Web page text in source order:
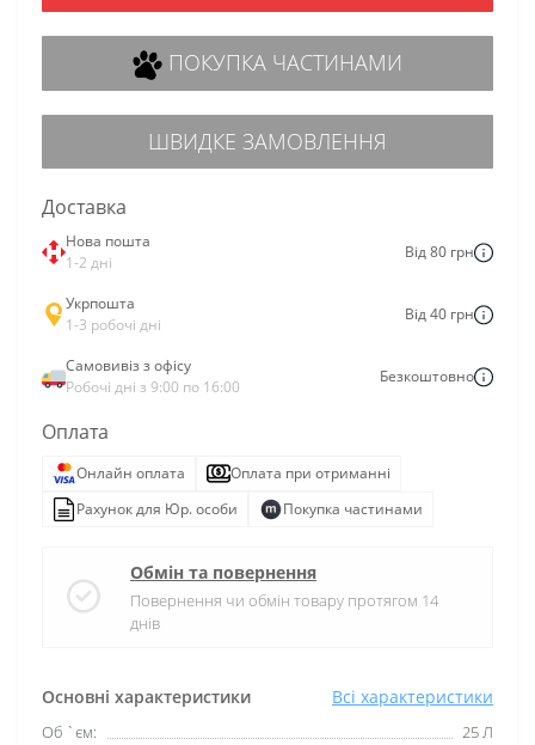
Основні характеристики Всі характеристики
Об `єм:
25 Л
ПОКУПКА ЧАСТИНАМИ
ШВИДКЕ ЗАМОВЛЕННЯ
Доставка
Нова пошта
1-2 дні
Від 80 грн
Укрпошта
1-3 робочі дні
Від 40 грн
Самовивіз з офісу
Робочі дні з 9:00 по 16:00
Безкоштовно
Оплата
Онлайн оплата
Оплата при отриманні
Рахунок для Юр. особи
Покупка частинами
Обмін та повернення
Повернення чи обмін товару протягом 14
днів